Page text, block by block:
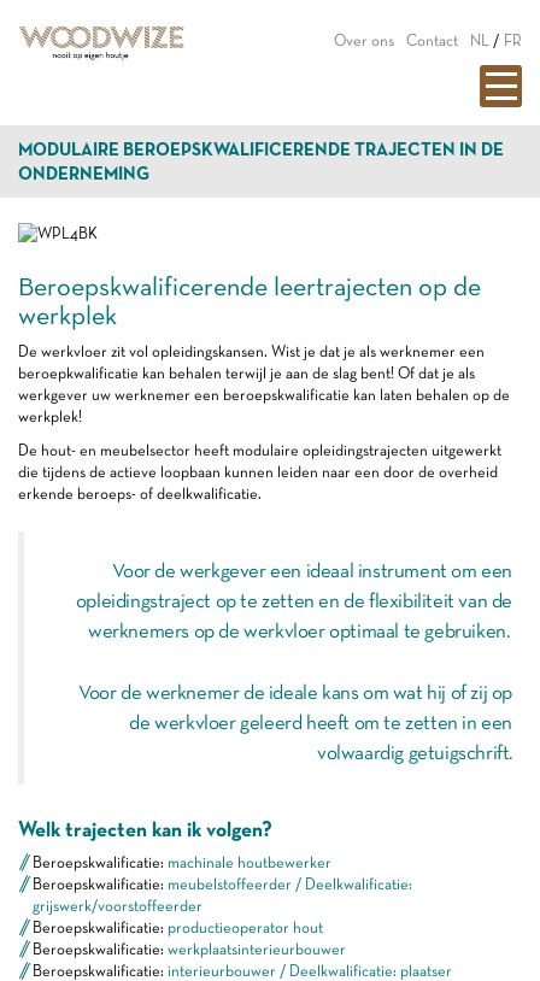
Over ons Contact NL / FR
MODULAIRE BEROEPSKWALIFICERENDE TRAJECTEN IN DE
ONDERNEMING
Beroepskwalificerende leertrajecten op de
werkplek
De werkvloer zit vol opleidingskansen. Wist je dat je als werknemer een
beroepkwalificatie kan behalen terwijl je aan de slag bent! Of dat je als
werkgever uw werknemer een beroepskwalificatie kan laten behalen op de
werkplek!
De hout- en meubelsector heeft modulaire opleidingstrajecten uitgewerkt
die tijdens de actieve loopbaan kunnen leiden naar een door de overheid
erkende beroeps- of deelkwalificatie.
Voor de werkgever een ideaal instrument om een
opleidingstraject op te zetten en de flexibiliteit van de
werknemers op de werkvloer optimaal te gebruiken.
Voor de werknemer de ideale kans om wat hij of zij op
de werkvloer geleerd heeft om te zetten in een
volwaardig getuigschrift.
Welk trajecten kan ik volgen?
Beroepskwalificatie: machinale houtbewerker
Beroepskwalificatie: meubelstoffeerder / Deelkwalificatie:
grijswerk/voorstoffeerder
Beroepskwalificatie: productieoperator hout
Beroepskwalificatie: werkplaatsinterieurbouwer
Beroepskwalificatie: interieurbouwer / Deelkwalificatie: plaatser